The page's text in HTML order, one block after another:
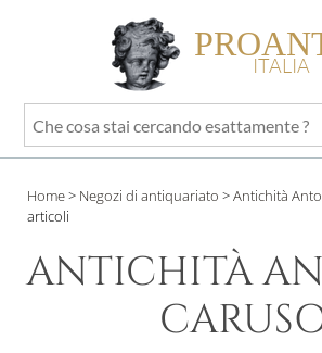
ITALIA
Che
cosa
cercando
esattamente
Home> Negozi di antiquariato >Antichità
articoli
ANTICHITÀ